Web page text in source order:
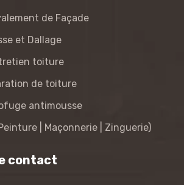
de Façade
et Dallage
toiture
de toiture
antimousse
| Maçonnerie | Zinguerie)
contact